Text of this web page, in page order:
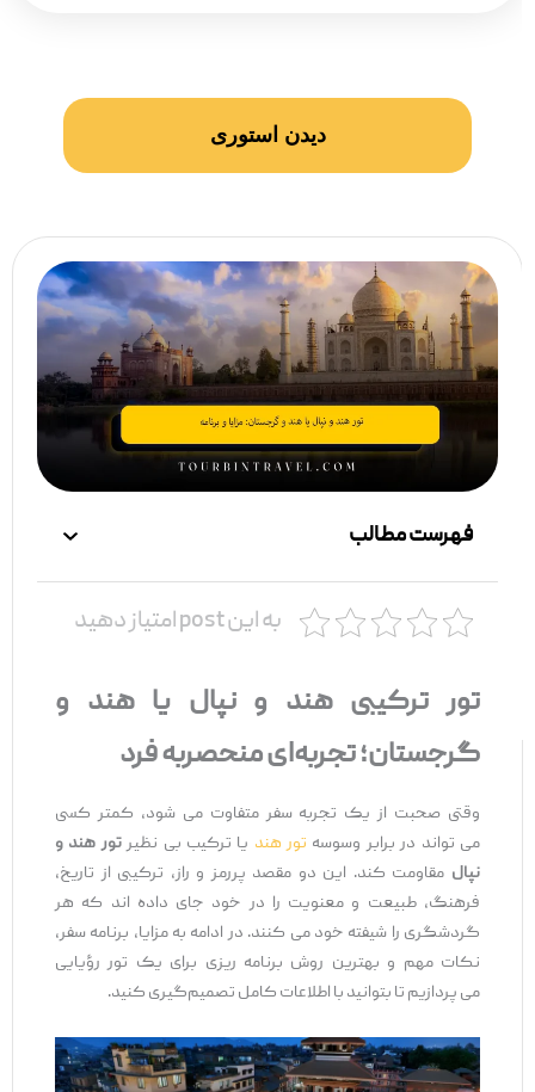
دیدن استوری
فهرست مطالب
به این post امتیاز دهید
تور ترکیبی هند و نپال یا هند و
گرجستان؛ تجربه‌ای منحصربه‌ فرد
وقتی صحبت از یک تجربه سفر متفاوت می ‌شود، کمتر کسی
می ‌تواند در برابر وسوسهتور هندیا ترکیب بی ‌نظیرتور هند و
نپالمقاومت کند. این دو مقصد پررمز و راز، ترکیبی از تاریخ،
فرهنگ، طبیعت و معنویت را در خود جای داده ‌اند که هر
گردشگری را شیفته خود می ‌کنند. در ادامه به مزایا، برنامه سفر،
نکات مهم و بهترین روش برنامه ‌ریزی برای یک تور رؤیایی
می ‌پردازیم تا بتوانید با اطلاعات کامل تصمیم‌گیری کنید.